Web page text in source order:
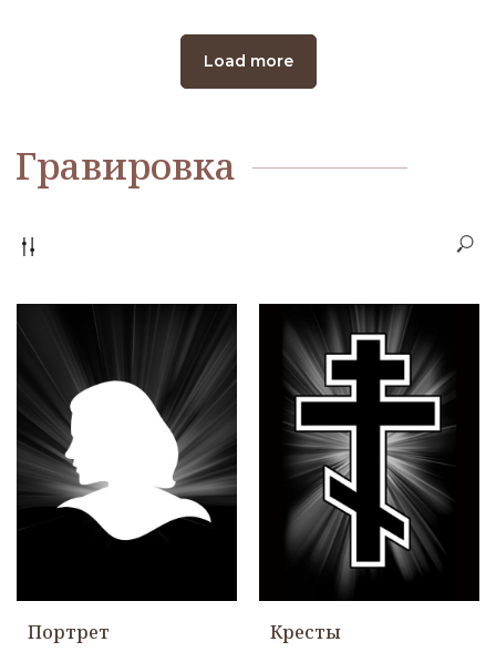
Load more
Портрет Кресты